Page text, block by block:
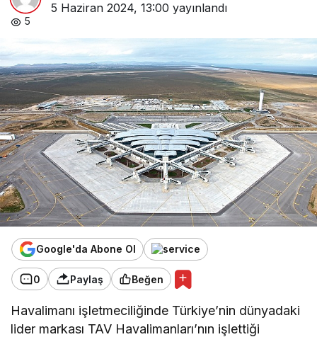
5 Haziran 2024, 13:00 yayınlandı
5
Google'da Abone Ol
0 Paylaş Beğen
Havalimanı işletmeciliğinde Türkiye’nin dünyadaki
lider markası TAV Havalimanları’nın işlettiği